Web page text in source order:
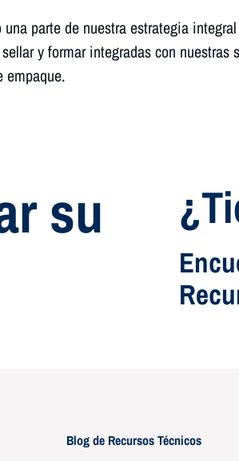
parte de nuestra estrategia
y formar integradas con
empaque.
su
Blog de Recursos Técnicos